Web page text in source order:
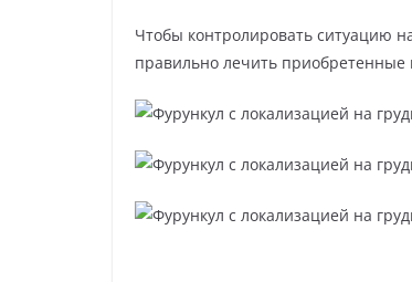
Чтобы контролировать ситуацию
правильно лечить приобретенные